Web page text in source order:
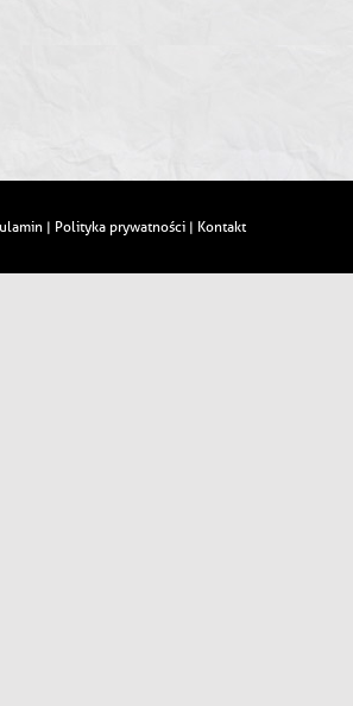
| Polityka prywatności | Kontakt